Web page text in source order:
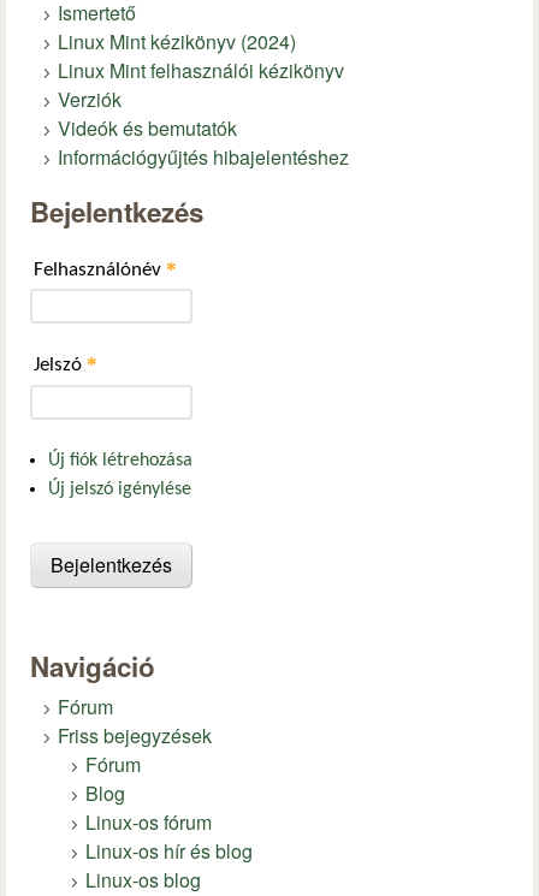
Ismertető
Linux Mint kézikönyv (2024)
Linux Mint felhasználói kézikönyv
Verziók
Videók és bemutatók
Információgyűjtés hibajelentéshez
Bejelentkezés
Felhasználónév *
Jelszó *
Új fiók létrehozása
Új jelszó igénylése
Navigáció
Fórum
Friss bejegyzések
Fórum
Blog
Linux-os fórum
Linux-os hír és blog
Linux-os blog